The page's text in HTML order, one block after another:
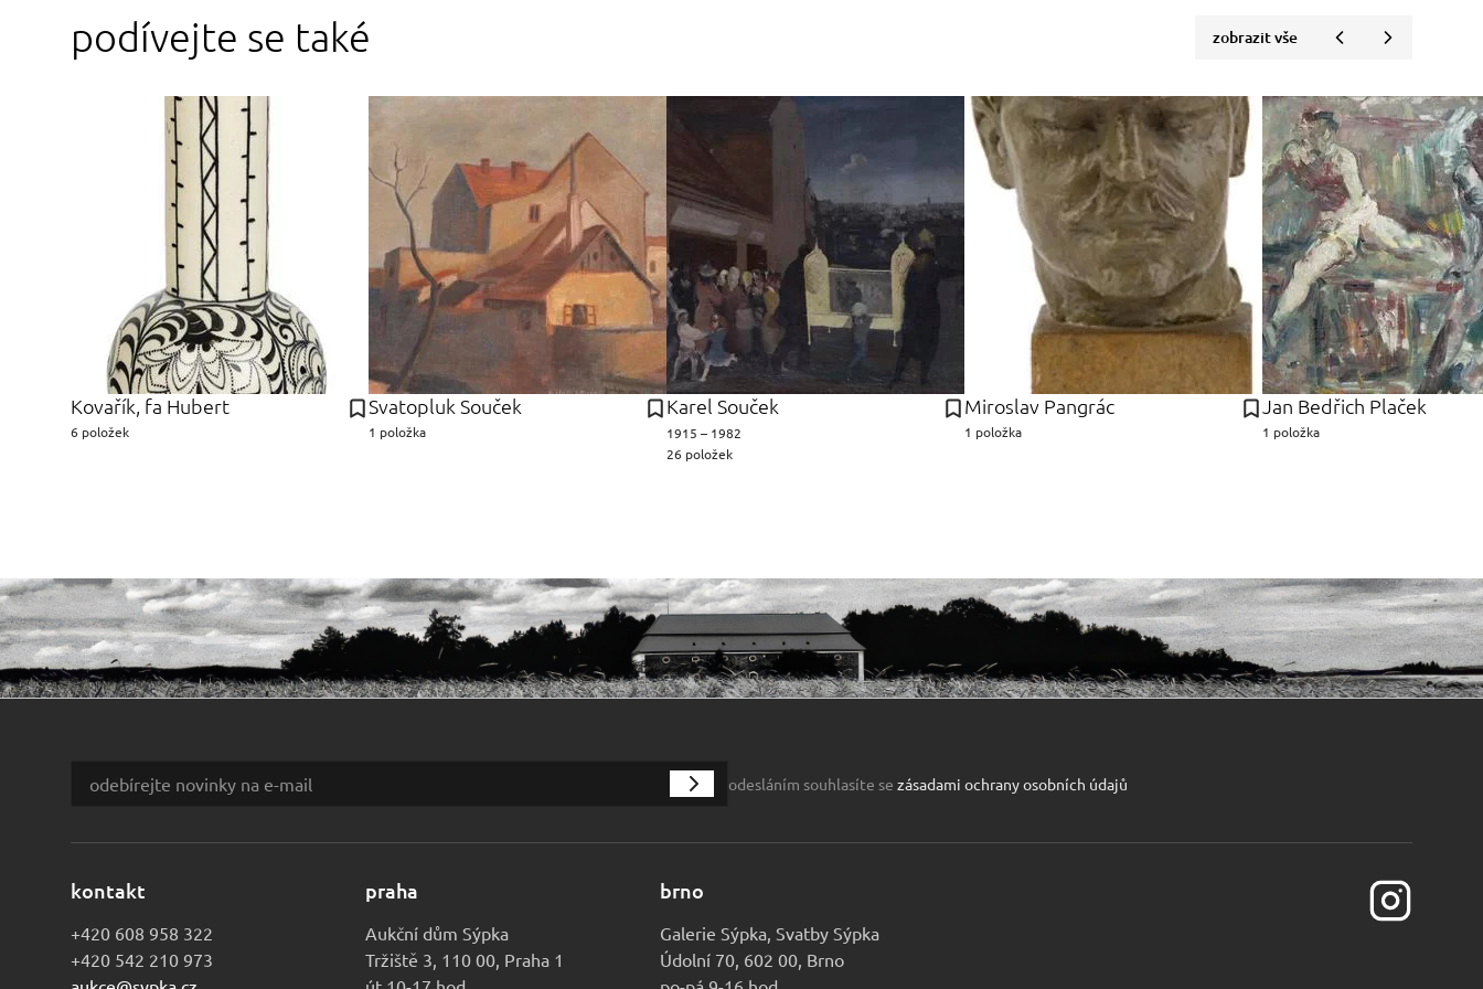
podívejte se také zobrazit vše
Kovařík, fa Hubert
6 položek
Svatopluk Souček
1 položka
Karel Souček
1915 – 1982
26 položek
Miroslav Pangrác
1 položka
Jan Bedřich Plaček
1 položka
odesláním souhlasíte se zásadami ochrany osobních údajů
kontakt
+420 608 958 322
+420 542 210 973
praha
Aukční dům Sýpka
Tržiště 3, 110 00, Praha 1
brno
Galerie Sýpka, Svatby Sýpka
Údolní 70, 602 00, Brno